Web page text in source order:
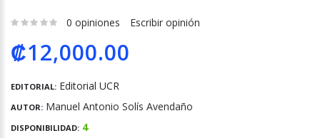
0 opiniones Escribir opinión
₡12,000.00
EDITORIAL: Editorial UCR
AUTOR: Manuel Antonio Solís Avendaño
DISPONIBILIDAD: 4